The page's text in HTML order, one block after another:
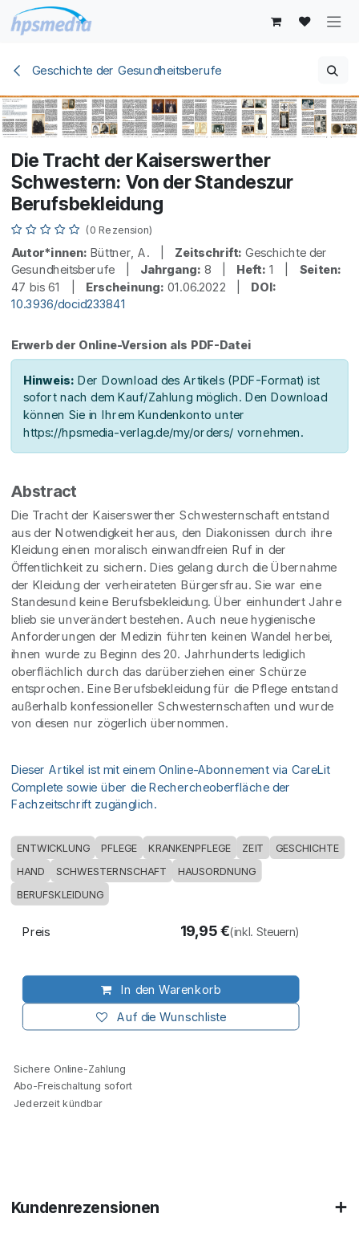
Zum Inhalt springen
Geschichte der Gesundheitsberufe
Die Tracht der Kaiserswerther
Schwestern: Von der Standeszur
Berufsbekleidung
(0 Rezension)
Autor*innen: Büttner, A. | Zeitschrift: Geschichte der
Gesundheitsberufe | Jahrgang: 8 | Heft: 1 | Seiten:
47 bis 61 | Erscheinung: 01.06.2022 | DOI:
10.3936/docid233841
Erwerb der Online-Version als PDF-Datei
Hinweis: Der Download des Artikels (PDF-Format) ist
sofort nach dem Kauf/Zahlung möglich. Den Download
können Sie in Ihrem Kundenkonto unter
https://hpsmedia-verlag.de/my/orders/ vornehmen.
Abstract
Die Tracht der Kaiserswerther Schwesternschaft entstand
aus der Notwendigkeit heraus, den Diakonissen durch ihre
Kleidung einen moralisch einwandfreien Ruf in der
Öffentlichkeit zu sichern. Dies gelang durch die Übernahme
der Kleidung der verheirateten Bürgersfrau. Sie war eine
Standesund keine Berufsbekleidung. Über einhundert Jahre
blieb sie unverändert bestehen. Auch neue hygienische
Anforderungen der Medizin führten keinen Wandel herbei,
ihnen wurde zu Beginn des 20. Jahrhunderts lediglich
oberflächlich durch das darüberziehen einer Schürze
entsprochen. Eine Berufsbekleidung für die Pflege entstand
außerhalb konfessioneller Schwesternschaften und wurde
von diesen nur zögerlich übernommen.
Dieser Artikel ist mit einem Online-Abonnement via CareLit
Complete sowie über die Rechercheoberfläche der
Fachzeitschrift zugänglich.
ENTWICKLUNG PFLEGE KRANKENPFLEGE ZEIT
GESCHICHTE
HAND
SCHWESTERNSCHAFT HAUSORDNUNG
BERUFSKLEIDUNG
In den Warenkorb
Auf die Wunschliste
Preis 19,95€(inkl. Steuern)
Sichere Online-Zahlung
Abo-Freischaltung sofort
Jederzeit kündbar
Kundenrezensionen